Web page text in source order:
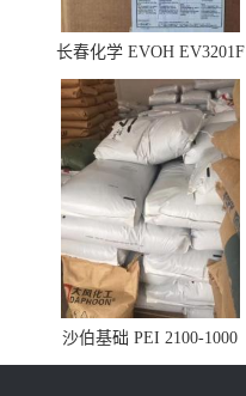
长春化学 EVOH EV3201F
沙伯基础 PEI 2100-1000